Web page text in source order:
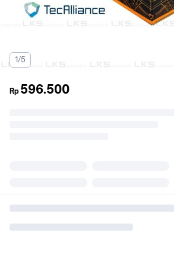
1/5
Rp 596.500